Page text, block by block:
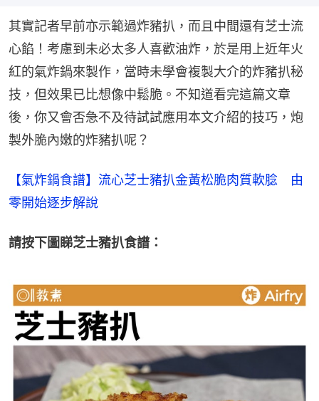
其實記者早前亦示範過炸豬扒，而且中間還有芝士流
心餡！考慮到未必太多人喜歡油炸，於是用上近年火
紅的氣炸鍋來製作，當時未學會複製大介的炸豬扒秘
技，但效果已比想像中鬆脆。不知道看完這篇文章
後，你又會否急不及待試試應用本文介紹的技巧，炮
製外脆內嫩的炸豬扒呢？
【氣炸鍋食譜】流心芝士豬扒金黃松脆肉質軟腍　由
零開始逐步解說
請按下圖睇芝士豬扒食譜：